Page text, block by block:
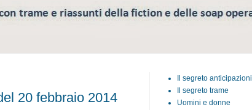
20 febbraio 2014
Il segreto anticipazioni
Il segreto trame
Uomini e donne